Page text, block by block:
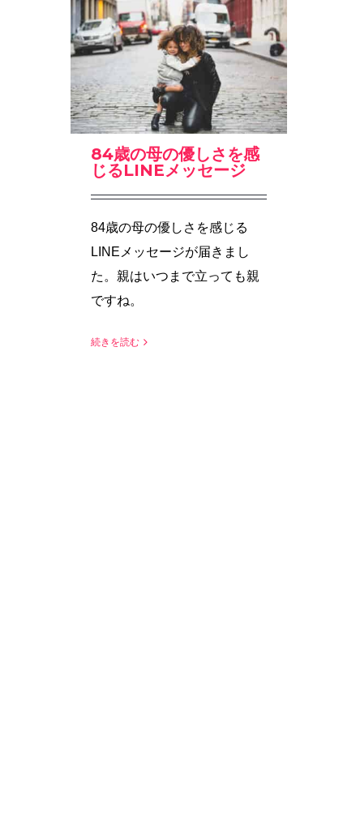
84歳の母の優しさを感じ
るLINEメッセージ
84歳の母の優しさを感
じるLINEメッセージ
84歳の母の優しさを感じる
LINEメッセージが届きまし
た。親はいつまで立っても親
ですね。
続きを読む